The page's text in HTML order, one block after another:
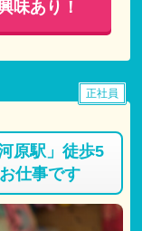
味あり！
原駅」徒歩5
仕事です
正社員